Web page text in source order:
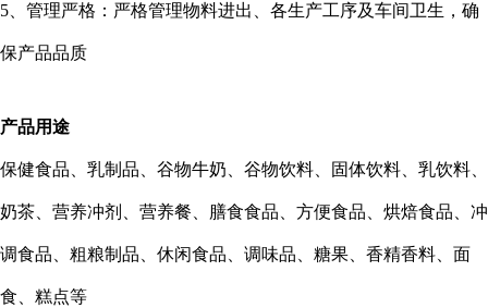
5 、管理严格：严格管理物料进出、各生产工序及车间卫生，确
保产品品质
产品用途
保健食品、乳制品、谷物牛奶、谷物饮料、固体饮料、乳饮料、
奶茶、营养冲剂、营养餐、膳食食品、方便食品、烘焙食品、冲
调食品、粗粮制品、休闲食品、调味品、糖果、香精香料、面
食、糕点等